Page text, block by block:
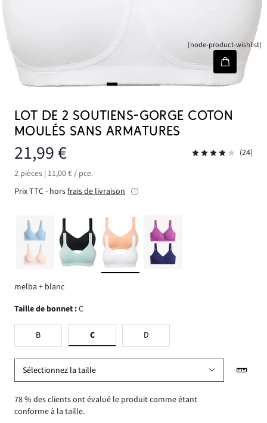
[node-product-wishlist]
LOT DE 2 SOUTIENS-GORGE COTON
MOULÉS SANS ARMATURES
21,99 €
(24)
2 pièces | 11,00 € / pce.
Prix TTC - horsfrais de livraison
melba + blanc
Taille de bonnet :C
B C D
Sélectionnez la taille
78 % des clients ont évalué le produit comme étant
conforme à la taille.